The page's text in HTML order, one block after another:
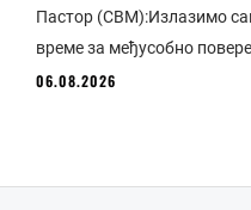
Пастор (СВМ):Излазимо
време за међусобно
06.08.2026